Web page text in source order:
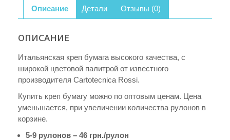
гр.
Описание Детали Отзывы (0)
ОПИСАНИЕ
Итальянская креп бумага высокого качества, с
широкой цветовой палитрой от известного
производителя Cartotecnica Rossi.
Купить креп бумагу можно по оптовым ценам. Цена
уменьшается, при увеличении количества рулонов в
корзине.
5-9 рулонов – 46 грн./рулон